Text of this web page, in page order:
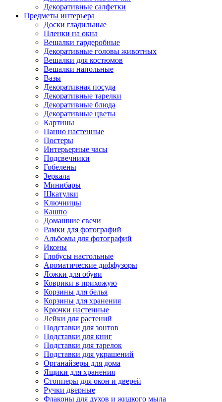
Декоративные салфетки
Предметы интерьера
Доски гладильные
Пленки на окна
Вешалки гардеробные
Декоративные головы животных
Вешалки для костюмов
Вешалки напольные
Вазы
Декоративная посуда
Декоративные тарелки
Декоративные блюда
Декоративные цветы
Картины
Панно настенные
Постеры
Интерьерные часы
Подсвечники
Гобелены
Зеркала
Минибары
Шкатулки
Ключницы
Кашпо
Домашние свечи
Рамки для фотографий
Альбомы для фотографий
Иконы
Глобусы настольные
Ароматические диффузоры
Ложки для обуви
Коврики в прихожую
Корзины для белья
Корзины для хранения
Крючки настенные
Лейки для растений
Подставки для зонтов
Подставки для книг
Подставки для тарелок
Подставки для украшений
Органайзеры для дома
Ящики для хранения
Стопперы для окон и дверей
Ручки дверные
Флаконы для духов и жидкого мыла